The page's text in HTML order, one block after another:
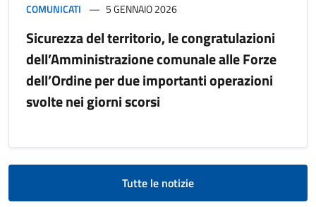
COMUNICATI 5 GENNAIO 2026
Sicurezza del territorio, le congratulazioni
dell’Amministrazione comunale alle Forze
dell’Ordine per due importanti operazioni
svolte nei giorni scorsi
Tutte le notizie